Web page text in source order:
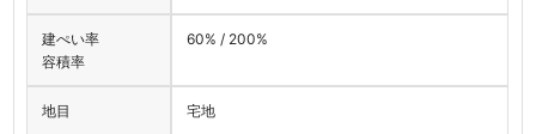
建ぺい率
容積率
60% / 200%
地目 宅地